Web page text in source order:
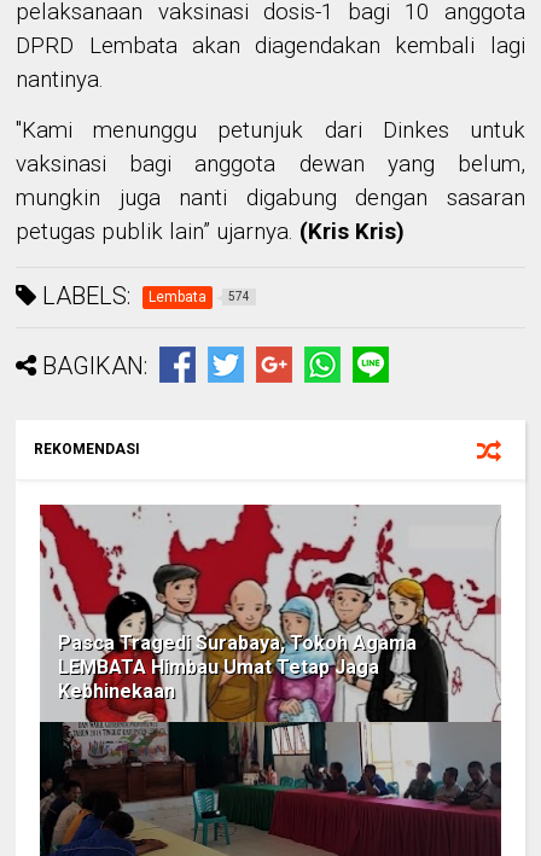
pelaksanaan vaksinasi dosis-1 bagi 10 anggota
DPRD Lembata akan diagendakan kembali lagi
nantinya.
"Kami menunggu petunjuk dari Dinkes untuk
vaksinasi bagi anggota dewan yang belum,
mungkin juga nanti digabung dengan sasaran
petugas publik lain” ujarnya. (Kris Kris)
LABELS: Lembata 574
BAGIKAN:
REKOMENDASI
Pasca Tragedi Surabaya, Tokoh Agama
LEMBATA Himbau Umat Tetap Jaga
Kebhinekaan